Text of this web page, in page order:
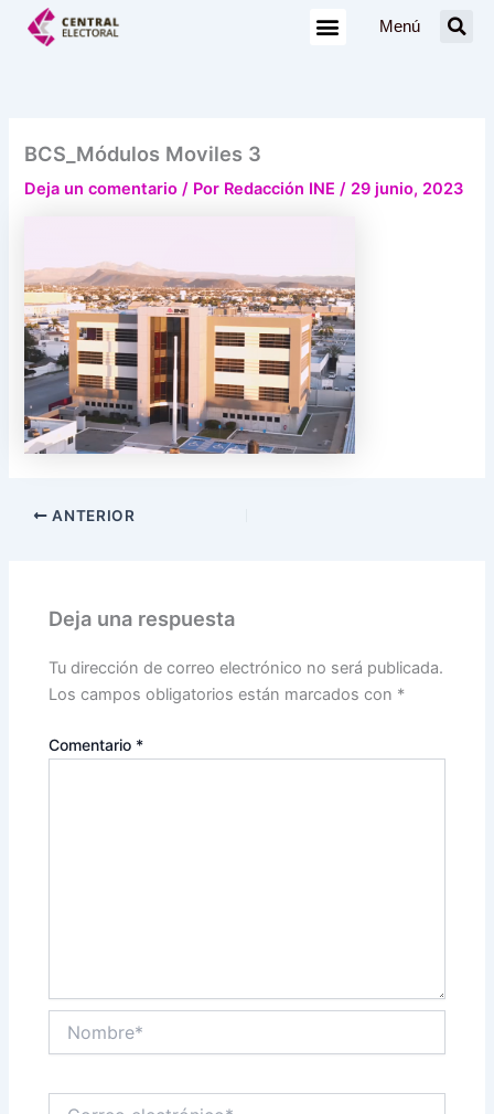
Menú
BCS_Módulos Moviles 3
Deja un comentario / Por Redacción INE/ 29 junio, 2023
ANTERIOR
Deja una respuesta
Tu dirección de correo electrónico no será publicada.
Los campos obligatorios están marcados con *
Comentario *